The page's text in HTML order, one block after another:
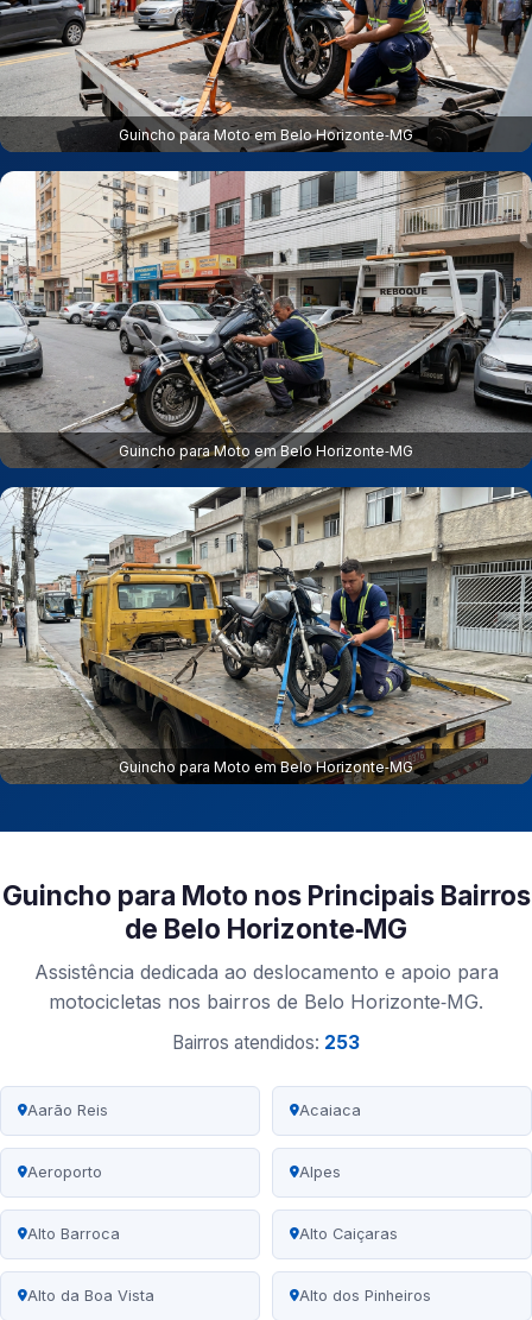
Guincho para Moto em Belo Horizonte‑MG
Guincho para Moto em Belo Horizonte‑MG
Guincho para Moto em Belo Horizonte‑MG
Guincho para Moto nos Principais Bairros
de Belo Horizonte‑MG
Assistência dedicada ao deslocamento e apoio para
motocicletas nos bairros de Belo Horizonte‑MG.
Bairros atendidos: 253
Aarão Reis Acaiaca
Aeroporto Alpes
Alto Barroca Alto Caiçaras
Alto da Boa Vista Alto dos Pinheiros